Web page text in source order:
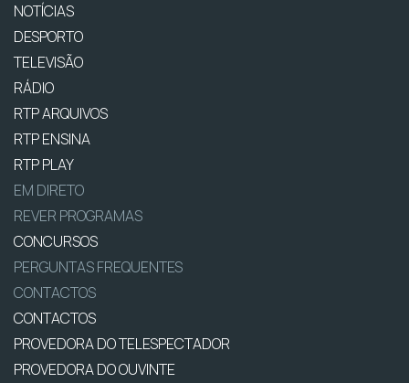
NOTÍCIAS
DESPORTO
TELEVISÃO
RÁDIO
RTP ARQUIVOS
RTP ENSINA
RTP PLAY
EM DIRETO
REVER PROGRAMAS
CONCURSOS
PERGUNTAS FREQUENTES
CONTACTOS
CONTACTOS
PROVEDORA DO TELESPECTADOR
PROVEDORA DO OUVINTE